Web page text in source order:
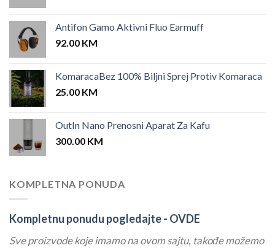
Antifon Gamo Aktivni Fluo Earmuff
92.00 KM
KomaracaBez 100% Biljni Sprej Protiv Komaraca
25.00 KM
OutIn Nano Prenosni Aparat Za Kafu
300.00 KM
KOMPLETNA PONUDA
Kompletnu ponudu pogledajte - OVDE
Sve proizvode koje imamo na ovom sajtu, takođe možemo